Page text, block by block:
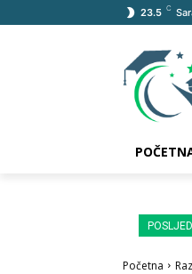
23.5 C
Početna